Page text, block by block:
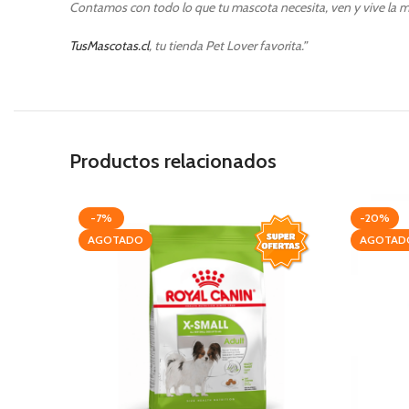
Contamos con todo lo que tu mascota necesita, ven y vive la
TusMascotas.cl, tu tienda Pet Lover favorita.”
Productos relacionados
-7%
AGOTADO
-20%